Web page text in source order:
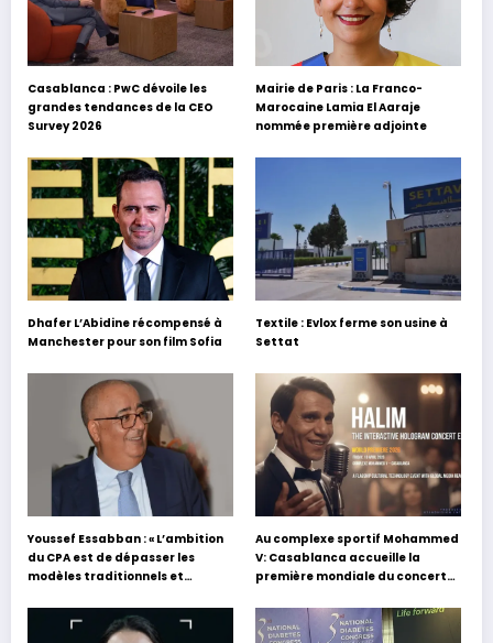
Casablanca : PwC dévoile les
grandes tendances de la CEO
Survey 2026
Mairie de Paris : La Franco-
Marocaine Lamia El Aaraje
nommée première adjointe
Dhafer L’Abidine récompensé à
Manchester pour son film Sofia
Textile : Evlox ferme son usine à
Settat
Youssef Essabban : « L’ambition
du CPA est de dépasser les
modèles traditionnels et
s’appuyant sur le partage des
expériences »
Au complexe sportif Mohammed
V: Casablanca accueille la
première mondiale du concert
Hafez